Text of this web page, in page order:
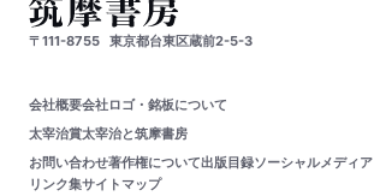
〒111-8755 東京都台東区蔵前2-5-3
会社概要会社ロゴ・銘板について
太宰治賞太宰治と筑摩書房
お問い合わせ著作権について出版目録ソーシャルメディア
リンク集サイトマップ